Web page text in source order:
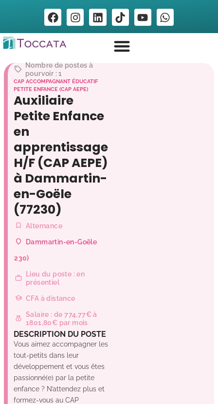
Nombre de postes à
pourvoir : 1
CAP ACCOMPAGNANT ÉDUCATIF
PETITE ENFANCE (CAP AEPE)
Auxiliaire
Petite Enfance
en
apprentissage
H/F (CAP AEPE)
à Dammartin-
en-Goële
(77230)
Alternance
Dammartin-en-Goële
(77230)
Lieu du poste : en
présentiel
CFA à distance
Salaire : de 774,77€ à
1801,80€ par mois
DESCRIPTION DU POSTE
Vous aimez accompagner les
tout-petits dans leur
développement et vous êtes
passionné(e) par la petite
enfance ? N’attendez plus et
formez-vous au CAP